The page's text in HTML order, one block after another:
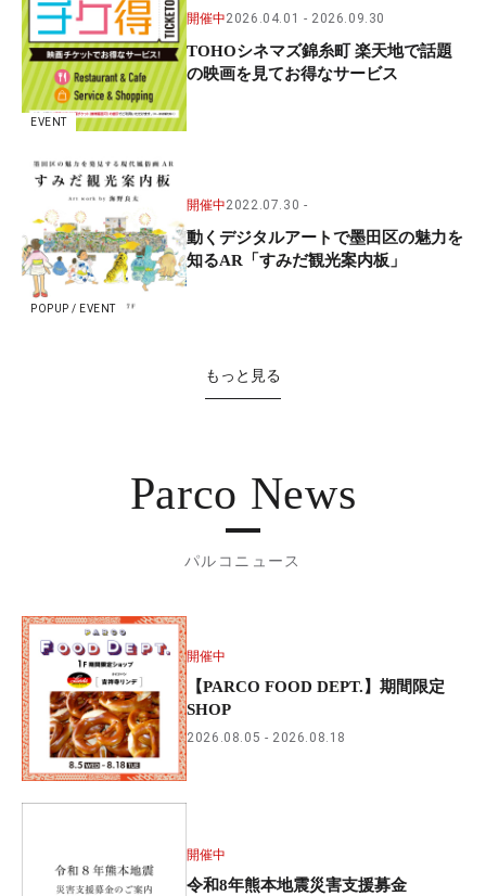
EVENT
開催中2026.04.01 2026.09.30
TOHOシネマズ錦糸町 楽天地で話題
の映画を見てお得なサービス
POPUP / EVENT
開催中2022.07.30
動くデジタルアートで墨田区の魅力を
知るAR「すみだ観光案内板」
もっと見る
Parco News
パルコニュース
開催中
【PARCO FOOD DEPT.】期間限定
SHOP
2026.08.05 2026.08.18
開催中
令和8年熊本地震災害支援募金